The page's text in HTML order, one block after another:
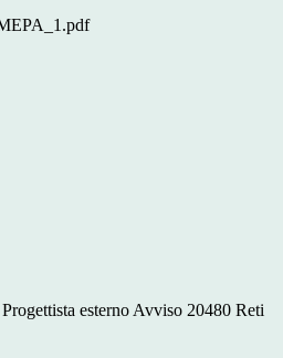
esterno Avviso 20480 Reti